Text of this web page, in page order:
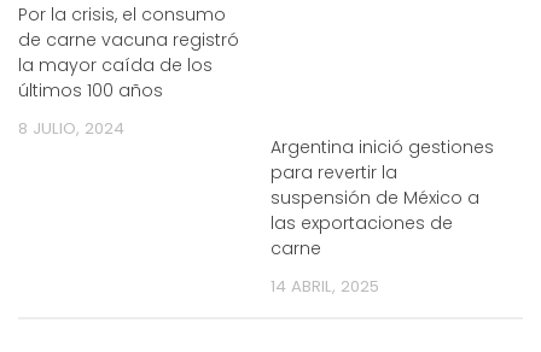
Por la crisis, el consumo
de carne vacuna registró
la mayor caída de los
últimos 100 años
8 JULIO, 2024
Argentina inició gestiones
para revertir la
suspensión de México a
las exportaciones de
carne
14 ABRIL, 2025